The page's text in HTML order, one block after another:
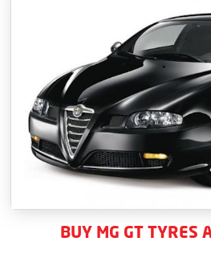
BUY MG GT TYRES